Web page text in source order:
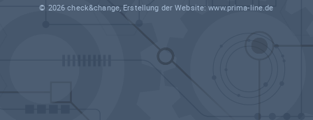
© 2026 check&change, Erstellung der Website:www.prima-line.de